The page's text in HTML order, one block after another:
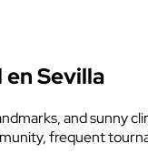
Sevilla
and sunny
frequent